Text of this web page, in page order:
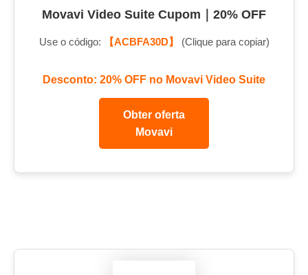
Movavi Video Suite Cupom｜20% OFF
Use o código: 【ACBFA30D】 (Clique para copiar)
Desconto: 20% OFF no Movavi Video Suite
Obter oferta
Movavi